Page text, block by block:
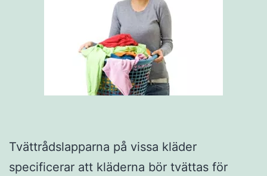
Tvättrådslapparna på vissa kläder
specificerar att kläderna bör tvättas för